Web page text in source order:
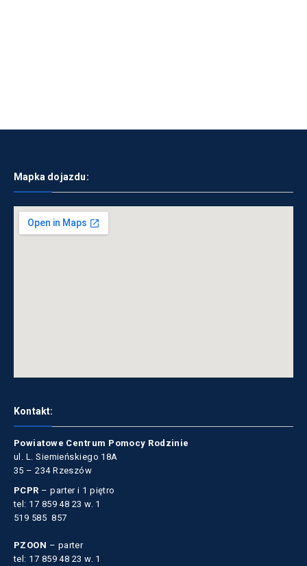
Mapka dojazdu:
Kontakt:
Powiatowe Centrum Pomocy Rodzinie
ul. L. Siemieńskiego 18A
35 – 234 Rzeszów
PCPR – parter i 1 piętro
tel: 17 859 48 23 w. 1
519 585 857
PZOON – parter
tel: 17 859 48 23 w. 1